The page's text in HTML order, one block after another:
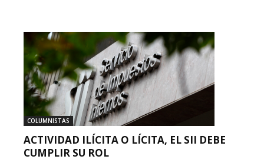
COLUMNISTAS
ACTIVIDAD ILÍCITA O LÍCITA, EL SII DEBE
CUMPLIR SU ROL